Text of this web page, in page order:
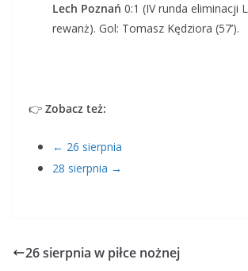
Lech Poznań 0:1 (IV runda eliminacji
rewanż). Gol: Tomasz Kędziora (57’).
👉 Zobacz też:
← 26 sierpnia
28 sierpnia →
26 sierpnia w piłce nożnej